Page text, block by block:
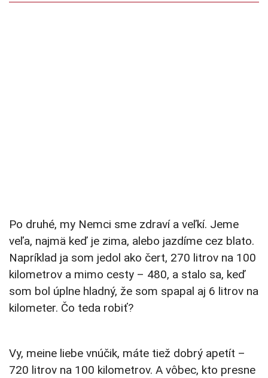
Po druhé, my Nemci sme zdraví a veľkí. Jeme
veľa, najmä keď je zima, alebo jazdíme cez blato.
Napríklad ja som jedol ako čert, 270 litrov na 100
kilometrov a mimo cesty – 480, a stalo sa, keď
som bol úplne hladný, že som spapal aj 6 litrov na
kilometer. Čo teda robiť?
Vy, meine liebe vnúčik, máte tiež dobrý apetít –
720 litrov na 100 kilometrov. A vôbec, kto presne